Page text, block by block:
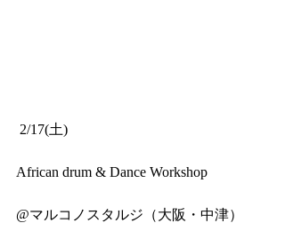
2/17(土)
African drum & Dance Workshop
@マルコノスタルジ（大阪・中津）